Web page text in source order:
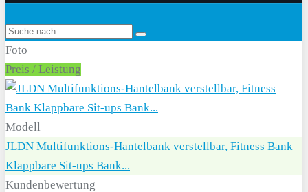
Foto
Preis / Leistung
Modell
JLDN Multifunktions-Hantelbank verstellbar, Fitness Bank
Klappbare Sit-ups Bank...
Kundenbewertung